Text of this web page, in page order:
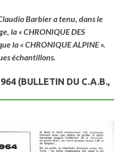
Barbier a tenu, dans le
la « CHRONIQUE DES
la « CHRONIQUE ALPINE ».
échantillons.
(BULLETIN DU C.A.B.,